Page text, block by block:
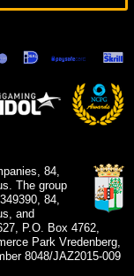
84,
The group
84,
and
P.O. Box 4762,
Park Vredenberg,
8048/JAZ2015-009